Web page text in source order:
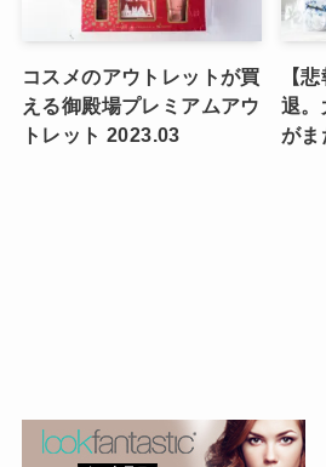
コスメのアウトレットが買
える御殿場プレミアムアウ
トレット 2023.03
【
退。
がま